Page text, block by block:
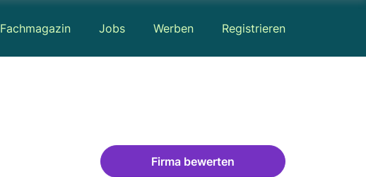
Fachmagazin Jobs Werben Registrieren
Firma bewerten